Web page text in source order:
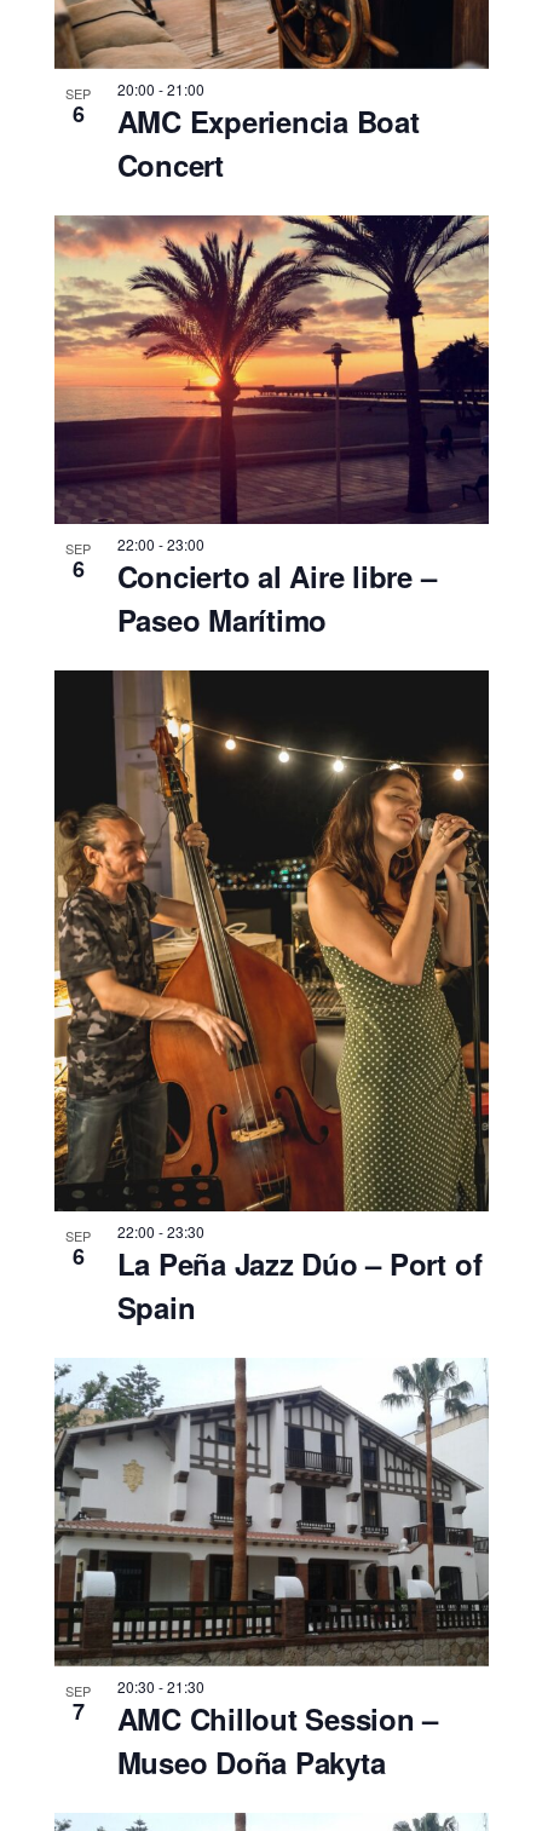
SEP
6
20:00 -21:00
AMC Experiencia Boat
Concert
SEP
6
22:00 -23:00
Concierto al Aire libre –
Paseo Marítimo
SEP
6
22:00 -23:30
La Peña Jazz Dúo – Port of
Spain
SEP
7
20:30 -21:30
AMC Chillout Session –
Museo Doña Pakyta